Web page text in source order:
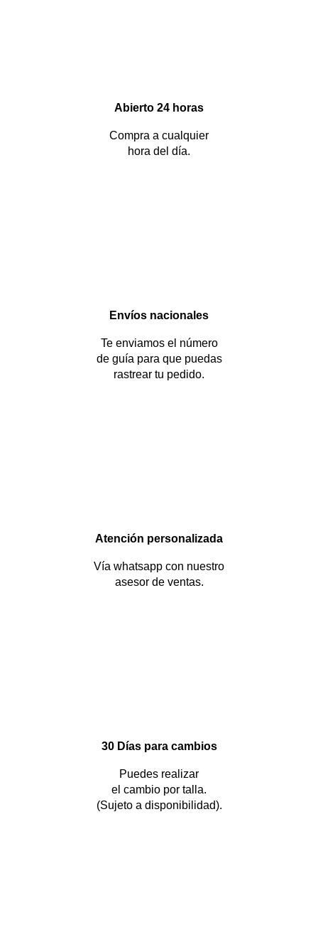
Abierto 24 horas
Compra a cualquier
hora del día.
Envíos nacionales
Te enviamos el número
de guía para que puedas
rastrear tu pedido.
Atención personalizada
Vía whatsapp con nuestro
asesor de ventas.
30 Días para cambios
Puedes realizar
el cambio por talla.
(Sujeto a disponibilidad).